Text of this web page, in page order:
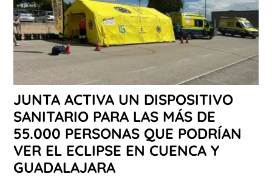
JUNTA ACTIVA UN DISPOSITIVO
SANITARIO PARA LAS MÁS DE
55.000 PERSONAS QUE PODRÍAN
VER EL ECLIPSE EN CUENCA Y
GUADALAJARA